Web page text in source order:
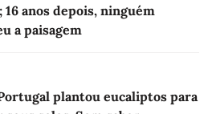
16 anos depois, ninguém
a paisagem
plantou eucaliptos para